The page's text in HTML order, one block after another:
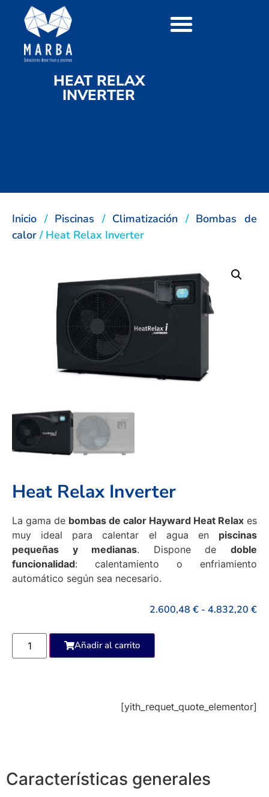
HEAT RELAX
INVERTER
Inicio / Piscinas / Climatización / Bombas de
calor/ Heat Relax Inverter
Heat Relax Inverter
La gama de bombas de calor Hayward Heat Relax es
muy ideal para calentar el agua en piscinas
pequeñas y medianas. Dispone dedoble
funcionalidad: calentamiento o enfriamiento
automático según sea necesario.
2.600,48 € - 4.832,20 €
Añadir al carrito
[yith_requet_quote_elementor]
Características generales